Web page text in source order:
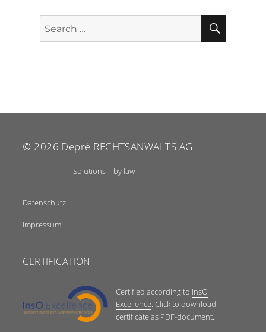
Search
for:
SEARCH
© 2026 Depré RECHTSANWALTS AG
Solutions – by law
Datenschutz
Impressum
CERTIFICATION
Certified according to InsO
Excellence. Click to download
certificate as PDF-document.